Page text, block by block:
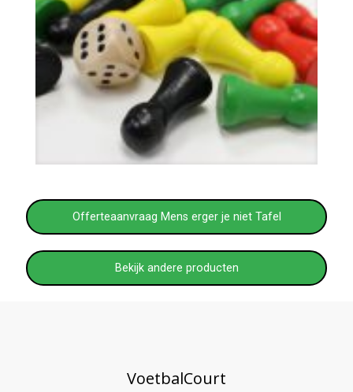
Offerteaanvraag Mens erger je niet Tafel
Bekijk andere producten
VoetbalCourt